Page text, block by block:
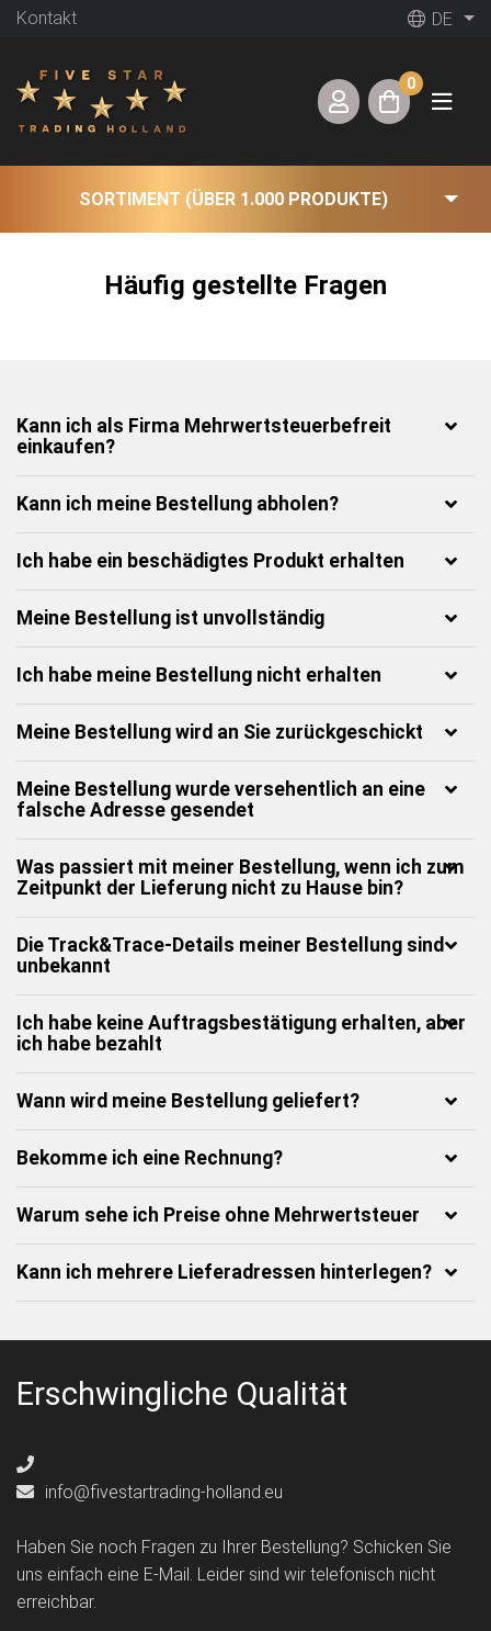
Kontakt DE
0
SORTIMENT (ÜBER 1.000 PRODUKTE)
Häufig gestellte Fragen
Kann ich als Firma Mehrwertsteuerbefreit
einkaufen?
Kann ich meine Bestellung abholen?
Ich habe ein beschädigtes Produkt erhalten
Meine Bestellung ist unvollständig
Ich habe meine Bestellung nicht erhalten
Meine Bestellung wird an Sie zurückgeschickt
Meine Bestellung wurde versehentlich an eine
falsche Adresse gesendet
Was passiert mit meiner Bestellung, wenn ich zum
Zeitpunkt der Lieferung nicht zu Hause bin?
Die Track&Trace-Details meiner Bestellung sind
unbekannt
Ich habe keine Auftragsbestätigung erhalten, aber
ich habe bezahlt
Wann wird meine Bestellung geliefert?
Bekomme ich eine Rechnung?
Warum sehe ich Preise ohne Mehrwertsteuer
Kann ich mehrere Lieferadressen hinterlegen?
Erschwingliche Qualität
info@fivestartrading-holland.eu
Haben Sie noch Fragen zu Ihrer Bestellung? Schicken Sie
uns einfach eine E-Mail. Leider sind wir telefonisch nicht
erreichbar.